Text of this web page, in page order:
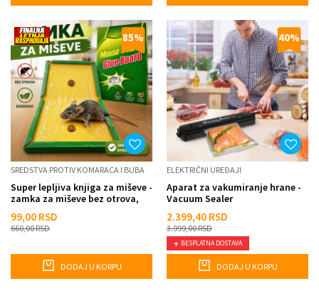
85%
SREDSTVA PROTIV KOMARACA I BUBA
Super lepljiva knjiga za miševe -
zamka za miševe bez otrova,
99,00 RSD
660,00RSD
DODAJ U KORPU
40%
ELEKTRIČNI UREĐAJI
Aparat za vakumiranje hrane -
Vacuum Sealer
2.399,40 RSD
3.999,00RSD
BESPLATNA DOSTAVA
DODAJ U KORPU